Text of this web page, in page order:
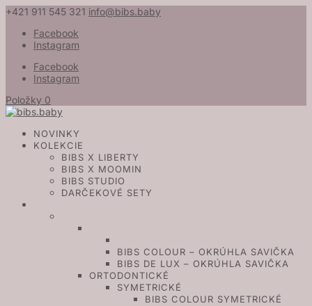
+421 911 545 321 info@bibs.baby
Facebook
Instagram
Facebook
Instagram
Položky 0
NOVINKY
KOLEKCIE
BIBS X LIBERTY
BIBS X MOOMIN
BIBS STUDIO
DARČEKOVÉ SETY
BIBS COLOUR – OKRÚHLA SAVIČKA
BIBS DE LUX – OKRÚHLA SAVIČKA
ORTODONTICKÉ
SYMETRICKÉ
BIBS COLOUR SYMETRICKÉ